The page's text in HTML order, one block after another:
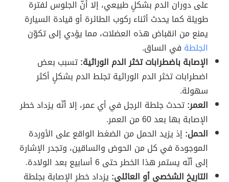
على دوران الدم بشكلٍ طبيعي، إلا أنّ الجلوس لفترة
طويلة كما يحدث أثناء ركوب الطائرة أو قيادة السيارة
يمنع من انقباض هذه العضلات، مما يؤدي إلى تكوّن
الجلطة في الساق.
الإصابة باضطرابات تخثر الدم الوراثية:تسبب بعض
اضطرابات تخثر الدم الوراثية تجلط الدم بشكلٍ أكثر
سهولة.
العمر:تحدث جلطة الرجل في أي عمر، إلا أنّه يزداد خطر
الإصابة بها بعد 60 من العمر.
الحمل: إذ يزيد الحمل من الضغط الواقع على الأوردة
الموجودة في كل من الحوض والساقين، وتجدر الإشارة
إلى أنّه يستمر هذا الخطر حتى 6 أسابيع بعد الولادة.
التاريخ الشخصي أو العائلي: يزداد خطر الإصابة بجلطة